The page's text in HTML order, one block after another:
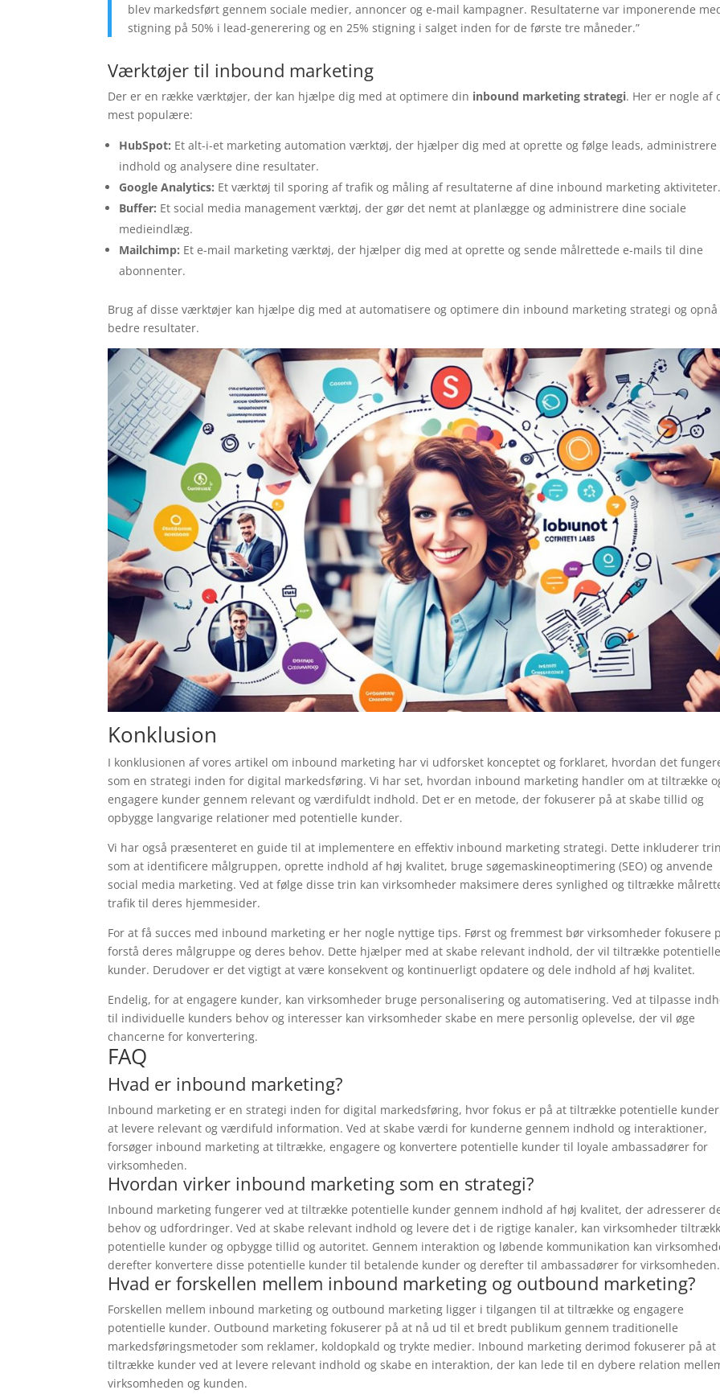
blev markedsført gennem sociale medier, annoncer og e-mail kampagner. Resultaterne var imponerende
stigning på 50% i lead-generering og en 25% stigning i salget inden for de første tre måneder.”
Værktøjer til inbound marketing
Der er en række værktøjer, der kan hjælpe dig med at optimere din inbound marketing strategi. Her er nogle af
mest populære:
HubSpot: Et alt-i-et marketing automation værktøj, der hjælper dig med at oprette og følge leads, administrere
indhold og analysere dine resultater.
Google Analytics: Et værktøj til sporing af trafik og måling af resultaterne af dine inbound marketing aktiviteter.
Buffer: Et social media management værktøj, der gør det nemt at planlægge og administrere dine sociale
medieindlæg.
Mailchimp: Et e-mail marketing værktøj, der hjælper dig med at oprette og sende målrettede e-mails til dine
abonnenter.
Brug af disse værktøjer kan hjælpe dig med at automatisere og optimere din inbound marketing strategi og opnå
bedre resultater.
Konklusion
I konklusionen af vores artikel om inbound marketing har vi udforsket konceptet og forklaret, hvordan det
som en strategi inden for digital markedsføring. Vi har set, hvordan inbound marketing handler om at tiltrække
engagere kunder gennem relevant og værdifuldt indhold. Det er en metode, der fokuserer på at skabe tillid og
opbygge langvarige relationer med potentielle kunder.
Vi har også præsenteret en guide til at implementere en effektiv inbound marketing strategi. Dette inkluderer trin
som at identificere målgruppen, oprette indhold af høj kvalitet, bruge søgemaskineoptimering (SEO) og anvende
social media marketing. Ved at følge disse trin kan virksomheder maksimere deres synlighed og tiltrække
trafik til deres hjemmesider.
For at få succes med inbound marketing er her nogle nyttige tips. Først og fremmest bør virksomheder fokusere
forstå deres målgruppe og deres behov. Dette hjælper med at skabe relevant indhold, der vil tiltrække potentielle
kunder. Derudover er det vigtigt at være konsekvent og kontinuerligt opdatere og dele indhold af høj kvalitet.
Endelig, for at engagere kunder, kan virksomheder bruge personalisering og automatisering. Ved at tilpasse
til individuelle kunders behov og interesser kan virksomheder skabe en mere personlig oplevelse, der vil øge
chancerne for konvertering.
FAQ
Hvad er inbound marketing?
Inbound marketing er en strategi inden for digital markedsføring, hvor fokus er på at tiltrække potentielle
at levere relevant og værdifuld information. Ved at skabe værdi for kunderne gennem indhold og interaktioner,
forsøger inbound marketing at tiltrække, engagere og konvertere potentielle kunder til loyale ambassadører for
virksomheden.
Hvordan virker inbound marketing som en strategi?
Inbound marketing fungerer ved at tiltrække potentielle kunder gennem indhold af høj kvalitet, der adresserer
behov og udfordringer. Ved at skabe relevant indhold og levere det i de rigtige kanaler, kan virksomheder
potentielle kunder og opbygge tillid og autoritet. Gennem interaktion og løbende kommunikation kan
derefter konvertere disse potentielle kunder til betalende kunder og derefter til ambassadører for virksomheden.
Hvad er forskellen mellem inbound marketing og outbound marketing?
Forskellen mellem inbound marketing og outbound marketing ligger i tilgangen til at tiltrække og engagere
potentielle kunder. Outbound marketing fokuserer på at nå ud til et bredt publikum gennem traditionelle
markedsføringsmetoder som reklamer, koldopkald og trykte medier. Inbound marketing derimod fokuserer på at
tiltrække kunder ved at levere relevant indhold og skabe en interaktion, der kan lede til en dybere relation
virksomheden og kunden.